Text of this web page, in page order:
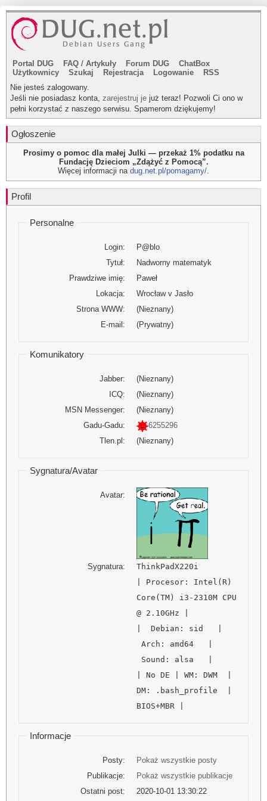
Portal DUG FAQ / Artykuły Forum DUG
ChatBox
Użytkownicy
Szukaj Rejestracja Logowanie
RSS
Nie jesteś zalogowany.
Jeśli nie posiadasz konta, zarejestruj je już teraz! Pozwoli Ci ono w
pełni korzystać z naszego serwisu. Spamerom dziękujemy!
Ogłoszenie
Prosimy o pomoc dla małej Julki — przekaż 1% podatku na
Fundację Dzieciom „Zdążyć z Pomocą”.
Więcej informacji na dug.net.pl/pomagamy/.
Profil
Personalne
Login:
P@blo
Tytuł:
Nadworny matematyk
Prawdziwe imię:
Paweł
Lokacja:
Wrocław v Jasło
Strona WWW:
(Nieznany)
E-mail:
(Prywatny)
Komunikatory
Jabber:
(Nieznany)
ICQ:
(Nieznany)
MSN Messenger:
(Nieznany)
Gadu-Gadu:
6255296
Tlen.pl:
(Nieznany)
Sygnatura/Avatar
Avatar:
Sygnatura:
ThinkPadX220i
| Procesor: Intel(R)
Core(TM) i3-2310M CPU
@ 2.10GHz |
| Debian: sid |
Arch: amd64 |
Sound: alsa |
| No DE | WM: DWM |
DM: .bash_profile |
BIOS+MBR |
Informacje
Posty:
Pokaż wszystkie posty
Publikacje:
Pokaż wszystkie publikacje
Ostatni post:
2020-10-01 13:30:22